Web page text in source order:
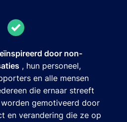
door non-
, hun personeel,
en alle mensen
die ernaar streeft
gemotiveerd door
en verandering die ze op